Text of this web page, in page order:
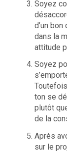
Soyez
d’un
dans la
attitude
Soyez
ton se
plutôt
de la
Après
sur le